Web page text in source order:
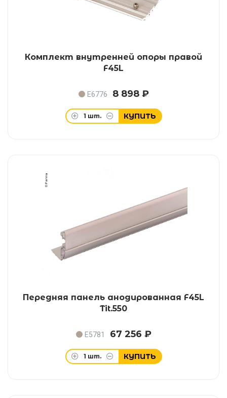
Комплект внутренней опоры правой
F45L
E6776 8 898 ₽
1 шт. КУПИТЬ
Передняя панель анодированная F45L
Tit.550
E5781 67 256 ₽
1 шт. КУПИТЬ